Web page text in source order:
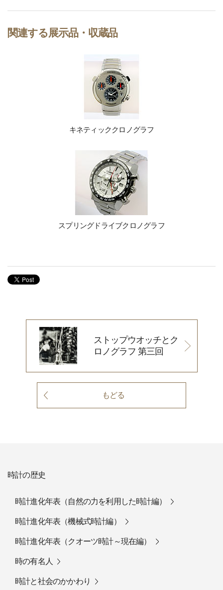
関連する展示品・収蔵品
キネティッククロノグラフ
スプリングドライブクロノグラフ
ストップウオッチとク
ロノグラフ 第三回
もどる
時計の歴史
時計進化年表（自然の力を利用した時計編）
時計進化年表（機械式時計編）
時計進化年表（クオーツ時計～現在編）
時の有名人
時計と社会のかかわり